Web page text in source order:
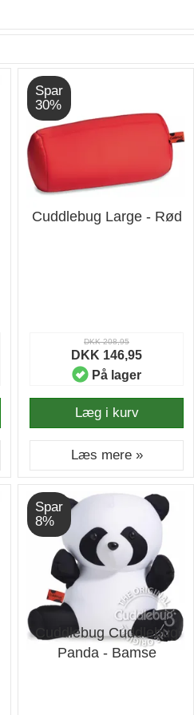
Spar
30%
Cuddlebug Large - Rød
DKK 208,95
DKK 146,95
På lager
Læg i kurv
Læs mere »
Spar
8%
Cuddlebug Cuddlebug
Panda - Bamse